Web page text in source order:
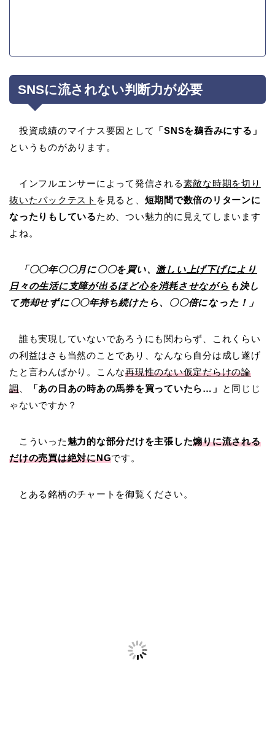
SNSに流されない判断力が必要
投資成績のマイナス要因として
「SNSを鵜呑みにする」
というものがあります。
インフルエンサーによって発信される素敵な時期を切り
抜いたバックテスト を見ると、 短期間で数倍のリターンに
なったりもしているため、つい魅力的に見えてしまいます
よね。
「〇〇年〇〇月に〇〇を買い、 激しい上げ下げにより
日々の生活に支障が出るほど心を消耗させながら も決し
て売却せずに〇〇年持ち続けたら、〇〇倍になった！」
誰も実現していないであろうにも関わらず、これくらい
の利益はさも当然のことであり、なんなら自分は成し遂げ
たと言わんばかり。こんな再現性のない仮定だらけの論
調、 「あの日あの時あの馬券を買っていたら…」
と同じじ
ゃないですか？
こういった 魅力的な部分だけを主張した煽りに流される
だけの売買は絶対にNGです。
とある銘柄のチャートを御覧ください。